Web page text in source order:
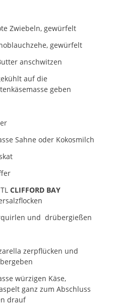
Zwiebeln, gewürfelt
gewürfelt
anschwitzen
auf die
geben
Sahne oder Kokosmilch
CLIFFORD BAY
und drübergießen
zerpflücken und
würzigen Käse,
ganz zum Abschluss
drauf